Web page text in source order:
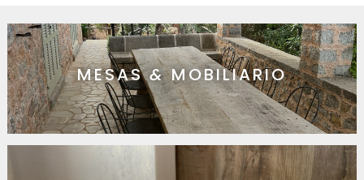
MESAS&MOBILIARIO